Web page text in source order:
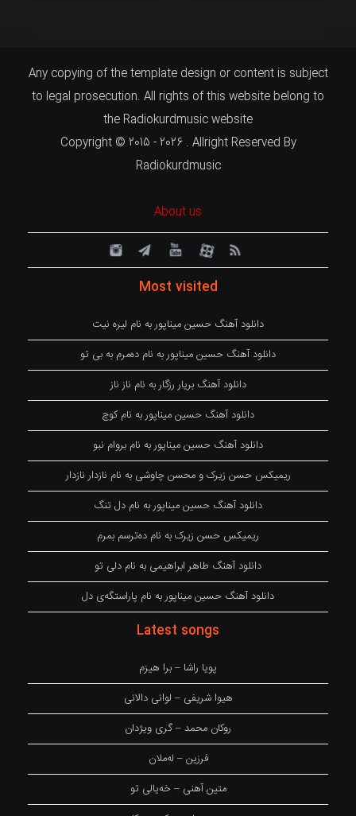
Any copying of the template design or content is subject
to legal prosecution. All rights of this website belong to
the Radiokurdmusic website
Copyright © 2015 - 2026 . Allright Reserved By
Radiokurdmusic
About us
Most visited
دانلود آهنگ حسین میناپور به نام لیره نیت
دانلود آهنگ حسین میناپور به نام دەمرم بە بی تو
دانلود آهنگ بریار رزگار به نام ناز ناز
دانلود آهنگ حسین میناپور به نام کوچ
دانلود آهنگ حسین میناپور به نام بروام نبو
ریمیکس حسن زیرک و محسن چاوشی به نام نازدار نازدار
دانلود آهنگ حسین میناپور به نام دل تنگ
ریمیکس حسن زیرک به نام دەترسم بمرم
دانلود آهنگ طاهر ابراهیمی به نام دلی تو
دانلود آهنگ حسین میناپور به نام پاراستگەی دل
Latest songs
پویا راشا – برا هیزم
هیوا شریفی – لوانی دالانی
روکان محمد – گری ویژدان
فرزین – لەملان
متین آهنی – خەیالی تو